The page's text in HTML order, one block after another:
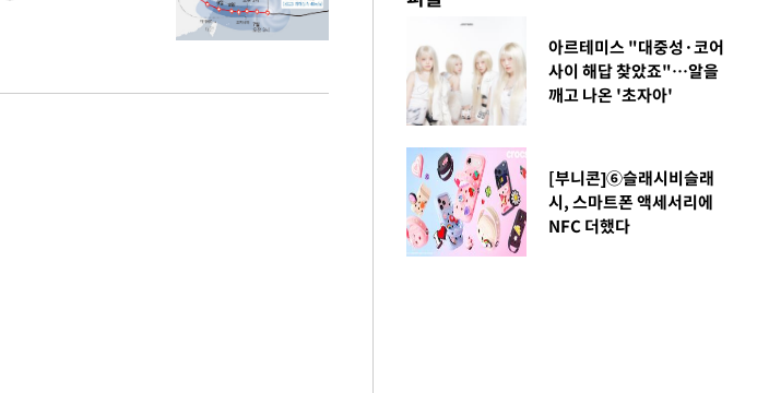
아르테미스 "대중성·코어
사이 해답 찾았죠"…알을
깨고 나온 '초자아'
[부니콘]⑥슬래시비슬래
시, 스마트폰 액세서리에
NFC 더했다